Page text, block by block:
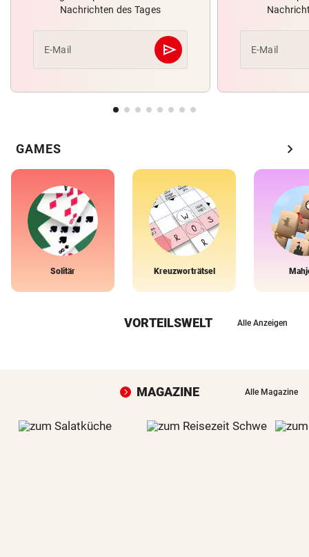
Nachrichten des Tages
E-Mail send
Abschicken E-Mail
GAMES chevron_right
Solitär Kreuzworträtsel
VORTEILSWELT Alle Anzeigen
MAGAZINE Alle Magazine